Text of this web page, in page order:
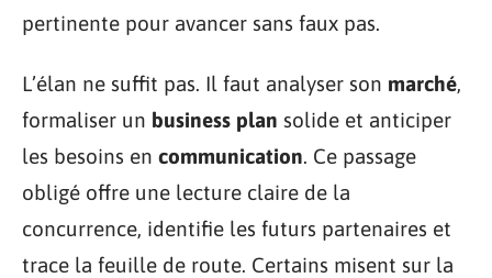
pertinente pour avancer sans faux pas.
L’élan ne suffit pas. Il faut analyser son marché,
formaliser un business plan solide et anticiper
les besoins en communication. Ce passage
obligé offre une lecture claire de la
concurrence, identifie les futurs partenaires et
trace la feuille de route. Certains misent sur la